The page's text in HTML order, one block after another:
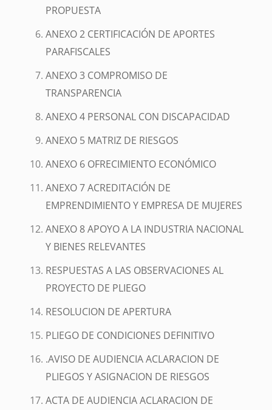
PROPUESTA
ANEXO 2 CERTIFICACIÓN DE APORTES
PARAFISCALES
ANEXO 3 COMPROMISO DE
TRANSPARENCIA
ANEXO 4 PERSONAL CON DISCAPACIDAD
ANEXO 5 MATRIZ DE RIESGOS
ANEXO 6 OFRECIMIENTO ECONÓMICO
ANEXO 7 ACREDITACIÓN DE
EMPRENDIMIENTO Y EMPRESA DE MUJERES
ANEXO 8 APOYO A LA INDUSTRIA NACIONAL
Y BIENES RELEVANTES
RESPUESTAS A LAS OBSERVACIONES AL
PROYECTO DE PLIEGO
RESOLUCION DE APERTURA
PLIEGO DE CONDICIONES DEFINITIVO
.AVISO DE AUDIENCIA ACLARACION DE
PLIEGOS Y ASIGNACION DE RIESGOS
ACTA DE AUDIENCIA ACLARACION DE